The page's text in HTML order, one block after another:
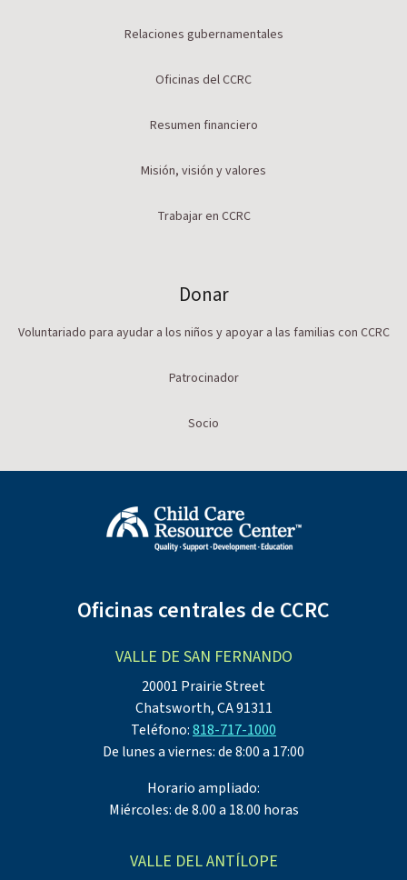
Relaciones gubernamentales
Oficinas del CCRC
Resumen financiero
Misión, visión y valores
Trabajar en CCRC
Donar
Voluntariado para ayudar a los niños y apoyar a las familias con CCRC
Patrocinador
Socio
Oficinas centrales de CCRC
VALLE DE SAN FERNANDO
20001 Prairie Street
Chatsworth, CA 91311
Teléfono:818-717-1000
De lunes a viernes: de 8:00 a 17:00
Horario ampliado:
Miércoles: de 8.00 a 18.00 horas
VALLE DEL ANTÍLOPE